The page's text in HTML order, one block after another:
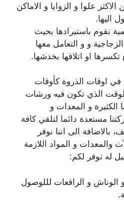
الاكثر علوا و الزوايا و الاماكن
اليها.
نقوم باستيرادها بحيث
و و التعامل معها
او اتلافها بخدشها.
اوقات الذروة كأوقات
الوقت الذي تكون فيه ورشات
الكثيرة و المعدات و
مستعدة دائما لتلقي كافة
بالاضافة الى اننا نوفر
والمعدات و المواد اللازمة
له نوفر لكم:
الوناش و الرافعات لللوصول